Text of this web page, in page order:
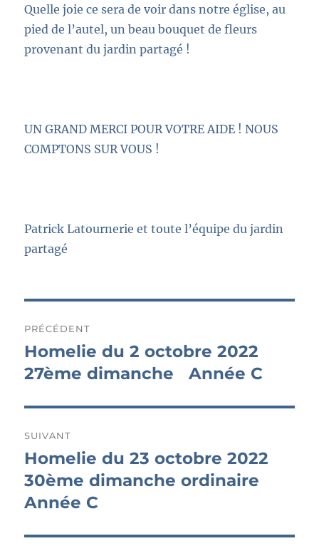
Quelle joie ce sera de voir dans notre église, au
pied de l’autel, un beau bouquet de fleurs
provenant du jardin partagé !
UN GRAND MERCI POUR VOTRE AIDE !NOUS
COMPTONS SUR VOUS !
Patrick Latournerie et toute l’équipe du jardin
partagé
de
l’article
PRÉCÉDENT
Publication
précédente :
Homelie du 2 octobre 2022
27ème dimanche Année C
SUIVANT
Publication
suivante :
Homelie du 23 octobre 2022
30ème dimanche ordinaire
Année C